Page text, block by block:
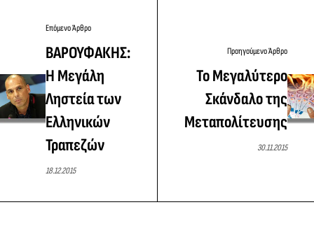
Επόμενο Άρθρο
ΒΑΡΟΥΦΑΚΗΣ:
Η Μεγάλη
Ληστεία των
Ελληνικών
Τραπεζών
18.12.2015
Προηγούμενο Άρθρο
Το Μεγαλύτερο
Σκάνδαλο της
Μεταπολίτευσης
30.11.2015